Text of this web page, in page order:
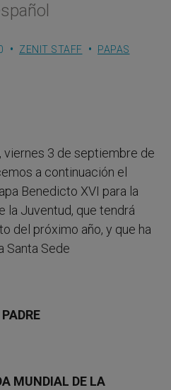
ZENIT STAFF PAPAS
viernes 3 de septiembre de
a continuación el
Benedicto XVI para la
la Juventud, que tendrá
del próximo año, y que ha
Santa Sede
MUNDIAL DE LA